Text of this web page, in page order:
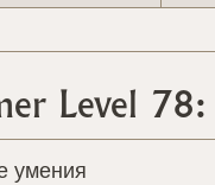
Level 78:
умения